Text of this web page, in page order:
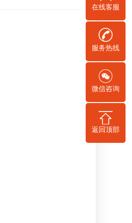
在线客服
服务热线
微信咨询
返回顶部